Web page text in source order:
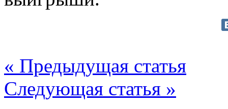
« Предыдущая статья
Следующая статья »